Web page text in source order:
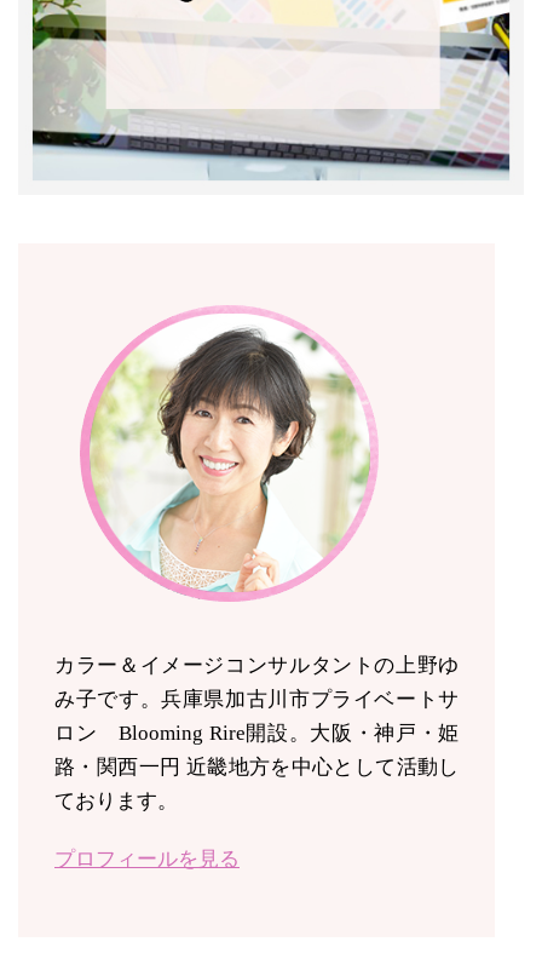
カラー＆イメージコンサルタントの上野ゆ
み子です。兵庫県加古川市プライベートサ
ロン Blooming Rire開設。 大阪・神戸・姫
路・関西一円 近畿地方を中心として活動し
ております。
プロフィールを見る